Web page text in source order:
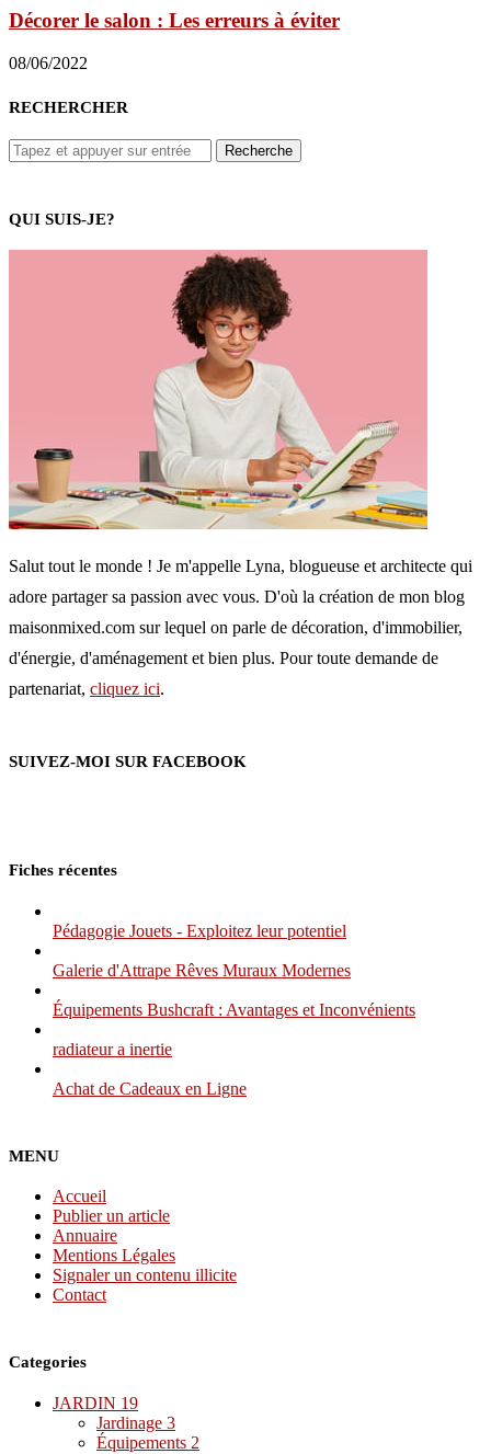
Décorer le salon : Les erreurs à éviter
08/06/2022
RECHERCHER
QUI SUIS-JE?
Salut tout le monde ! Je m'appelle Lyna, blogueuse et architecte qui
adore partager sa passion avec vous. D'où la création de mon blog
maisonmixed.com sur lequel on parle de décoration, d'immobilier,
d'énergie, d'aménagement et bien plus. Pour toute demande de
partenariat, cliquez ici.
SUIVEZ-MOI SUR FACEBOOK
Fiches récentes
Pédagogie Jouets - Exploitez leur potentiel
Galerie d'Attrape Rêves Muraux Modernes
Équipements Bushcraft : Avantages et Inconvénients
radiateur a inertie
Achat de Cadeaux en Ligne
MENU
Accueil
Publier un article
Annuaire
Mentions Légales
Signaler un contenu illicite
Contact
Categories
JARDIN 19
Jardinage 3
Équipements 2